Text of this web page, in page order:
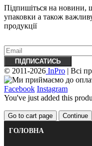
Підпишіться на новини,
упаковки а також
продукції
© 2011-2026 InPro | Всі
Facebook Instagram
You've just added this
Go to cart page
Continue
ГОЛОВНА